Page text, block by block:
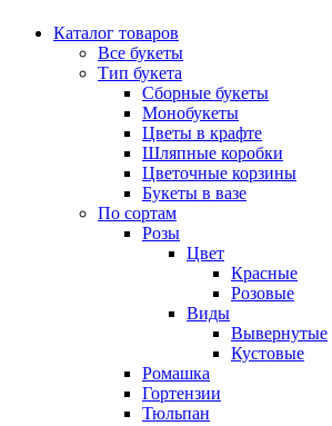
Каталог товаров
Все букеты
Тип букета
Сборные букеты
Монобукеты
Цветы в крафте
Шляпные коробки
Цветочные корзины
Букеты в вазе
По сортам
Розы
Цвет
Красные
Розовые
Виды
Вывернутые
Кустовые
Ромашка
Гортензии
Тюльпан